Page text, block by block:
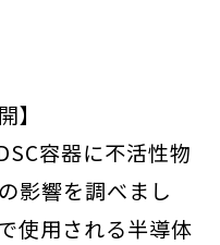
】
容器に不活性物
影響を調べまし
使用される半導体